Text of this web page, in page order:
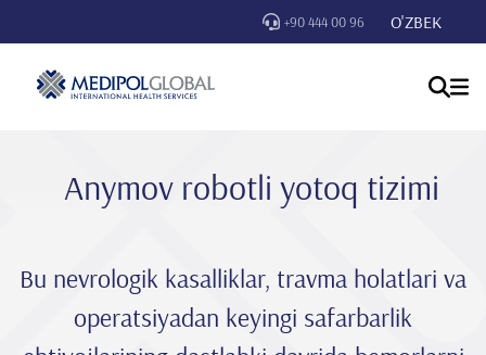
+90 444 00 96 O'ZBEK
Anymov robotli yotoq tizimi
Bu nevrologik kasalliklar, travma holatlari va
operatsiyadan keyingi safarbarlik